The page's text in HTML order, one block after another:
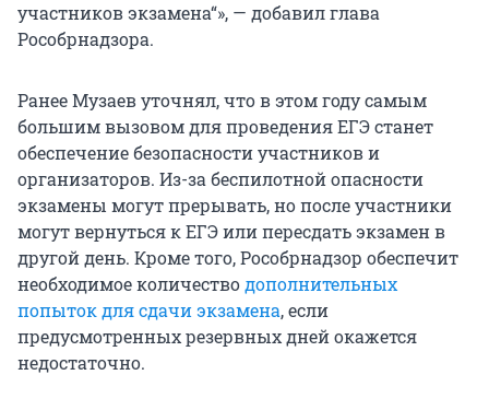
участников экзамена“», — добавил глава
Рособрнадзора.
Ранее Музаев уточнял, что в этом году самым
большим вызовом для проведения ЕГЭ станет
обеспечение безопасности участников и
организаторов. Из-за беспилотной опасности
экзамены могут прерывать, но после участники
могут вернуться к ЕГЭ или пересдать экзамен в
другой день. Кроме того, Рособрнадзор обеспечит
необходимое количестводополнительных
попыток для сдачи экзамена, если
предусмотренных резервных дней окажется
недостаточно.